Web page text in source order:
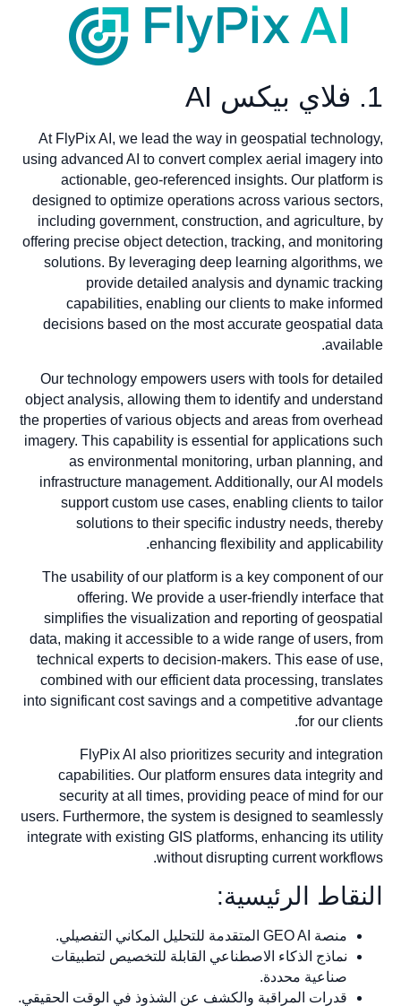
1. فلاي بيكس AI
At FlyPix AI, we lead the way in geospatial technology,
using advanced AI to convert complex aerial imagery into
actionable, geo-referenced insights. Our platform is
designed to optimize operations across various sectors,
including government, construction, and agriculture, by
offering precise object detection, tracking, and monitoring
solutions. By leveraging deep learning algorithms, we
provide detailed analysis and dynamic tracking
capabilities, enabling our clients to make informed
decisions based on the most accurate geospatial data
available.
Our technology empowers users with tools for detailed
object analysis, allowing them to identify and understand
the properties of various objects and areas from overhead
imagery. This capability is essential for applications such
as environmental monitoring, urban planning, and
infrastructure management. Additionally, our AI models
support custom use cases, enabling clients to tailor
solutions to their specific industry needs, thereby
enhancing flexibility and applicability.
The usability of our platform is a key component of our
offering. We provide a user-friendly interface that
simplifies the visualization and reporting of geospatial
data, making it accessible to a wide range of users, from
technical experts to decision-makers. This ease of use,
combined with our efficient data processing, translates
into significant cost savings and a competitive advantage
for our clients.
FlyPix AI also prioritizes security and integration
capabilities. Our platform ensures data integrity and
security at all times, providing peace of mind for our
users. Furthermore, the system is designed to seamlessly
integrate with existing GIS platforms, enhancing its utility
without disrupting current workflows.
النقاط الرئيسية:
منصة GEO AI المتقدمة للتحليل المكاني التفصيلي.
نماذج الذكاء الاصطناعي القابلة للتخصيص لتطبيقات
صناعية محددة.
قدرات المراقبة والكشف عن الشذوذ في الوقت الحقيقي.